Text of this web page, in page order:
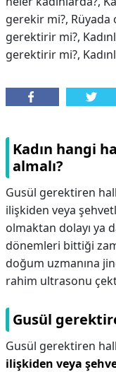
gerekir mi?,
gerektirir mi?,
gerektirir mi?,
Kadın hangi
almalı?
Gusül gerektiren
ilişkiden veya
olmaktan dolayı ya
dönemleri bittiği
doğum uzmanına
rahim ultrasonu
Gusül
Gusül gerektiren
ilişkiden veya